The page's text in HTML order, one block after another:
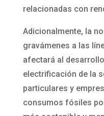
relacionadas con
Adicionalmente, la
gravámenes a las
afectará al
electrificación de la
particulares y
consumos fósiles